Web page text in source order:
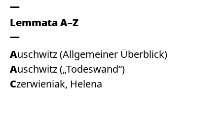
Lemmata A–Z
Auschwitz (Allgemeiner Überblick)
Auschwitz („Todeswand“)
Czerwieniak, Helena